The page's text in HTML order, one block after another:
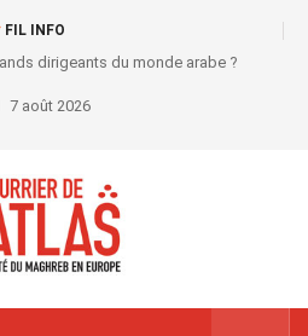
FIL INFO
dirigeants du monde arabe ?
7 août 2026